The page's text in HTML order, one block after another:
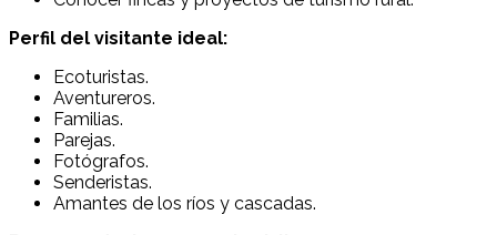
Perfil del visitante ideal:
Ecoturistas.
Aventureros.
Familias.
Parejas.
Fotógrafos.
Senderistas.
Amantes de los ríos y cascadas.